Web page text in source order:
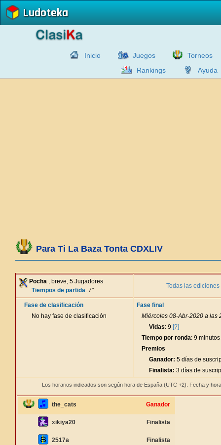
Ludoteka
Inicio Juegos
Torneos
Rankings
Ayuda
Para Ti La Baza Tonta CDXLIV
Pocha , breve, 5 Jugadores
Tiempos de partida: 7"
Todas las
Fase de clasificación
No hay fase de clasificación
Fase final
Miércoles 08-Abr-2020 a las
Vidas: 9 [?]
Tiempo por ronda: 9 minutos
Premios
Ganador: 5 días de
Finalista: 3 días de
Los horarios indicados son según hora de España (UTC +2). Fecha y
the_cats Ganador
xikiya20 Finalista
2517a Finalista